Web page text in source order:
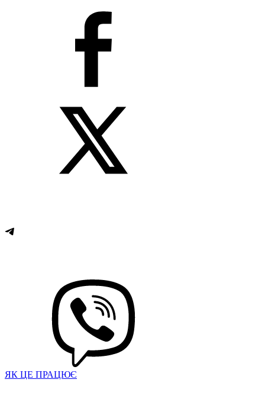
ЯК ЦЕ ПРАЦЮЄ